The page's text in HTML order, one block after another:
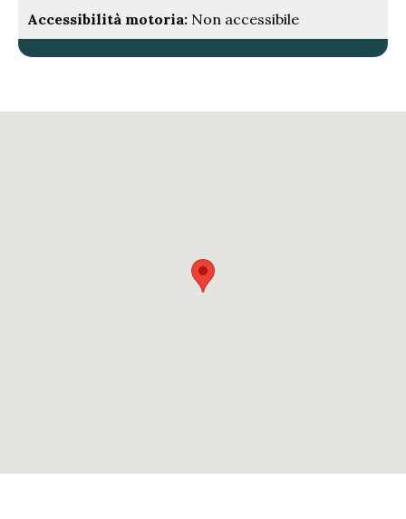
Accessibilità motoria: Non accessibile